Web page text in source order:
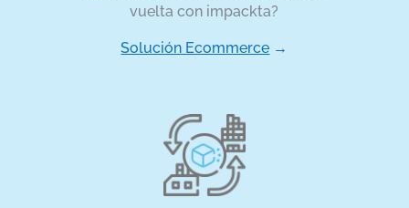
vuelta con impackta?
Solución Ecommerce →